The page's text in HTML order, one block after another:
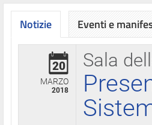
Notizie
Sala
20
MARZO
2018
Eventi e